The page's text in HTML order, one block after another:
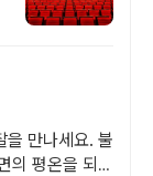
을 만나세요. 불
의 평온을 되찾